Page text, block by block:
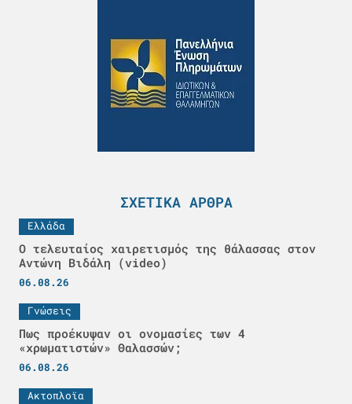
ΣΧΕΤΙΚΆ ΆΡΘΡΑ
Ελλάδα
Ο τελευταίος χαιρετισμός της θάλασσας στον
Αντώνη Βιδάλη (video)
06.08.26
Γνώσεις
Πως προέκυψαν οι ονομασίες των 4
«χρωματιστών» Θαλασσών;
06.08.26
Ακτοπλοϊα